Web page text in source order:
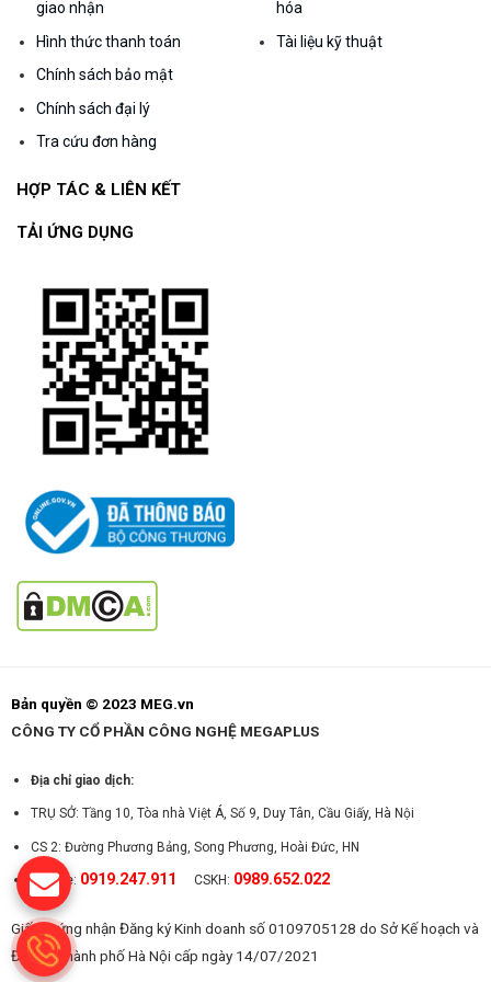
giao nhận
Hình thức thanh toán
Chính sách bảo mật
Chính sách đại lý
Tra cứu đơn hàng
hóa
Tài liệu kỹ thuật
HỢP TÁC & LIÊN KẾT
TẢI ỨNG DỤNG
Bản quyền © 2023 MEG.vn
CÔNG TY CỔ PHẦN CÔNG NGHỆ MEGAPLUS
Địa chỉ giao dịch:
TRỤ SỞ: Tầng 10, Tòa nhà Việt Á, Số 9, Duy Tân, Cầu Giấy, Hà Nội
CS 2: Đường Phương Bảng, Song Phương, Hoài Đức, HN
Hotline: 0919.247.911 CSKH: 0989.652.022
Giấy chứng nhận Đăng ký Kinh doanh số 0109705128 do Sở Kế hoạch và
Đầu tư Thành phố Hà Nội cấp ngày 14/07/2021